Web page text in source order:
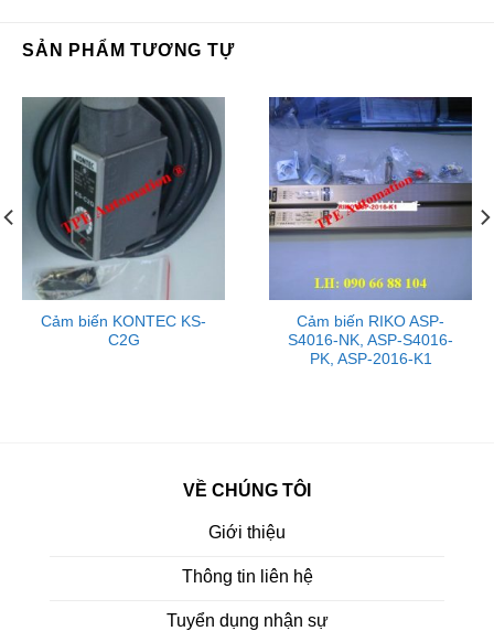
SẢN PHẨM TƯƠNG TỰ
Cảm biến KONTEC KS-
C2G
Cảm biến RIKO ASP-
S4016-NK, ASP-S4016-
PK, ASP-2016-K1
VỀ CHÚNG TÔI
Giới thiệu
Thông tin liên hệ
Tuyển dụng nhận sự